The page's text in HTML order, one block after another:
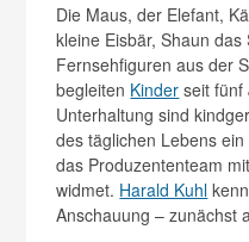
Die Maus, der Elefant,
kleine Eisbär, Shaun
Fernsehfiguren aus der
begleiten Kinder seit fünf
Unterhaltung sind
des täglichen Lebens
das Produzententeam
widmet. Harald Kuhl
Anschauung – zunächst